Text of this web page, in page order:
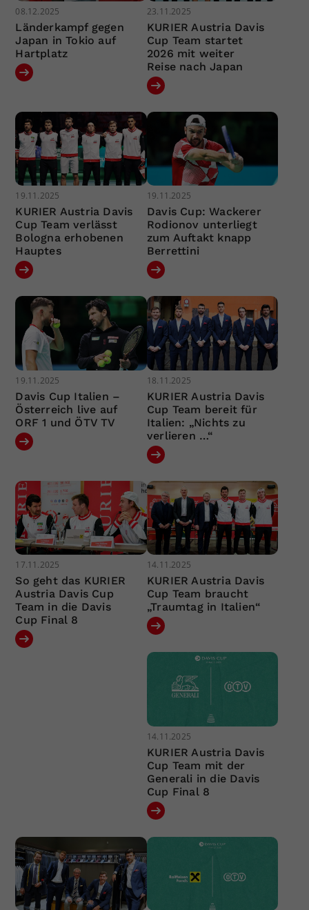
08.12.2025
Länderkampf gegen
Japan in Tokio auf
Hartplatz
23.11.2025
KURIER Austria Davis
Cup Team startet
2026 mit weiter
Reise nach Japan
19.11.2025
KURIER Austria Davis
Cup Team verlässt
Bologna erhobenen
Hauptes
19.11.2025
Davis Cup: Wackerer
Rodionov unterliegt
zum Auftakt knapp
Berrettini
19.11.2025
Davis Cup Italien –
Österreich live auf
ORF 1 und ÖTV TV
18.11.2025
KURIER Austria Davis
Cup Team bereit für
Italien: „Nichts zu
verlieren …“
17.11.2025
So geht das KURIER
Austria Davis Cup
Team in die Davis
Cup Final 8
14.11.2025
KURIER Austria Davis
Cup Team braucht
„Traumtag in Italien“
14.11.2025
KURIER Austria Davis
Cup Team mit der
Generali in die Davis
Cup Final 8